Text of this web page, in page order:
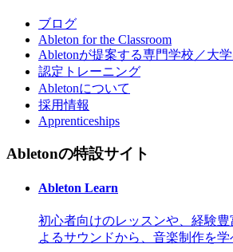
ブログ
Ableton for the Classroom
Abletonが提案する専門学校／大
認定トレーニング
Abletonについて
採用情報
Apprenticeships
Abletonの特設サイト
Ableton Learn
初心者向けのレッスンや、経験
よるサウンドから、音楽制作を学